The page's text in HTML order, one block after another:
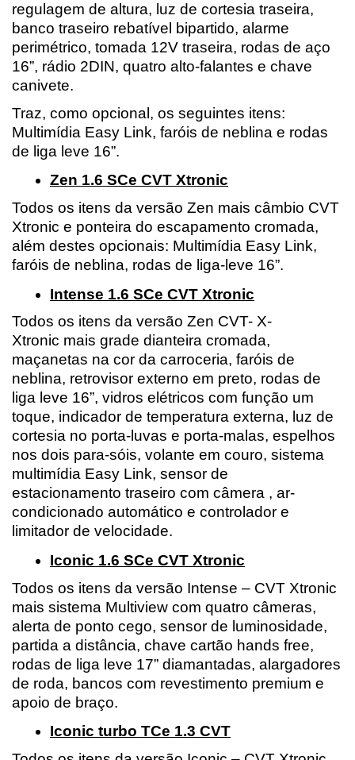
regulagem de altura​, luz de cortesia traseira​,
banco traseiro rebatível bipartido, alarme
perimétrico​, tomada 12V traseira​, rodas de aço
16”​, rádio 2DIN​, quatro alto-falantes​ e chave
canivete.
Traz, como opcional, os seguintes itens:
Multimídia Easy Link​, faróis de neblina​ e rodas
de liga leve 16”.
Zen 1.6 SCe CVT Xtronic
Todos os itens da versão Zen mais câmbio CVT
Xtronic e ponteira do escapamento cromada,
além destes opcionais: Multimídia Easy Link,
faróis de neblina, rodas de liga-leve 16”.
Intense 1.6 SCe CVT Xtronic
Todos os itens da versão Zen CVT- X-
Xtronic mais grade dianteira cromada​,
maçanetas na cor da carroceria​, faróis de
neblina​, retrovisor externo em preto, rodas de
liga leve 16”​, vidros elétricos com função um
toque​, indicador de temperatura externa, luz de
cortesia no porta-luvas e porta-malas, espelhos
nos dois para-sóis​, volante em couro​, sistema
multimídia Easy Link, sensor de
estacionamento traseiro​ com câmera , ar-
condicionado automático​ e controlador e
limitador de velocidade.
Iconic 1.6 SCe CVT Xtronic
Todos os itens da versão Intense – CVT Xtronic
mais sistema Multiview com quatro câmeras,
alerta de ponto cego, sensor de luminosidade,
partida a distância, chave cartão hands free,
rodas de liga leve 17” diamantadas, alargadores
de roda, bancos com revestimento premium e
apoio de braço.
Iconic turbo TCe 1.3 CVT